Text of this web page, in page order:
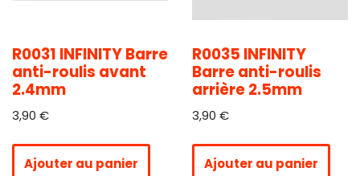
R0031 INFINITY Barre
anti-roulis avant
2.4mm
3,90 €
Ajouter au panier
R0035 INFINITY
Barre anti-roulis
arrière 2.5mm
3,90 €
Ajouter au panier